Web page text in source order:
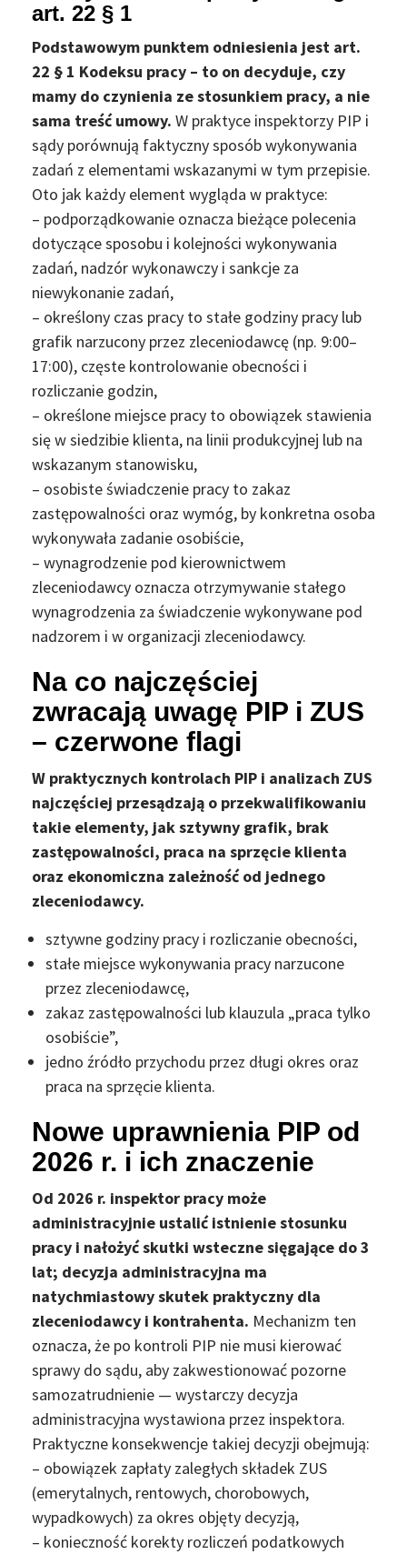
art. 22 § 1
Podstawowym punktem odniesienia jest art.
22 § 1 Kodeksu pracy – to on decyduje, czy
mamy do czynienia ze stosunkiem pracy, a nie
sama treść umowy. W praktyce inspektorzy PIP i
sądy porównują faktyczny sposób wykonywania
zadań z elementami wskazanymi w tym przepisie.
Oto jak każdy element wygląda w praktyce:
– podporządkowanie oznacza bieżące polecenia
dotyczące sposobu i kolejności wykonywania
zadań, nadzór wykonawczy i sankcje za
niewykonanie zadań,
– określony czas pracy to stałe godziny pracy lub
grafik narzucony przez zleceniodawcę (np. 9:00–
17:00), częste kontrolowanie obecności i
rozliczanie godzin,
– określone miejsce pracy to obowiązek stawienia
się w siedzibie klienta, na linii produkcyjnej lub na
wskazanym stanowisku,
– osobiste świadczenie pracy to zakaz
zastępowalności oraz wymóg, by konkretna osoba
wykonywała zadanie osobiście,
– wynagrodzenie pod kierownictwem
zleceniodawcy oznacza otrzymywanie stałego
wynagrodzenia za świadczenie wykonywane pod
nadzorem i w organizacji zleceniodawcy.
Na co najczęściej
zwracają uwagę PIP i ZUS
– czerwone flagi
W praktycznych kontrolach PIP i analizach ZUS
najczęściej przesądzają o przekwalifikowaniu
takie elementy, jak sztywny grafik, brak
zastępowalności, praca na sprzęcie klienta
oraz ekonomiczna zależność od jednego
zleceniodawcy.
sztywne godziny pracy i rozliczanie obecności,
stałe miejsce wykonywania pracy narzucone
przez zleceniodawcę,
zakaz zastępowalności lub klauzula „praca tylko
osobiście”,
jedno źródło przychodu przez długi okres oraz
praca na sprzęcie klienta.
Nowe uprawnienia PIP od
2026 r. i ich znaczenie
Od 2026 r. inspektor pracy może
administracyjnie ustalić istnienie stosunku
pracy i nałożyć skutki wsteczne sięgające do 3
lat; decyzja administracyjna ma
natychmiastowy skutek praktyczny dla
zleceniodawcy i kontrahenta. Mechanizm ten
oznacza, że po kontroli PIP nie musi kierować
sprawy do sądu, aby zakwestionować pozorne
samozatrudnienie — wystarczy decyzja
administracyjna wystawiona przez inspektora.
Praktyczne konsekwencje takiej decyzji obejmują:
– obowiązek zapłaty zaległych składek ZUS
(emerytalnych, rentowych, chorobowych,
wypadkowych) za okres objęty decyzją,
– konieczność korekty rozliczeń podatkowych